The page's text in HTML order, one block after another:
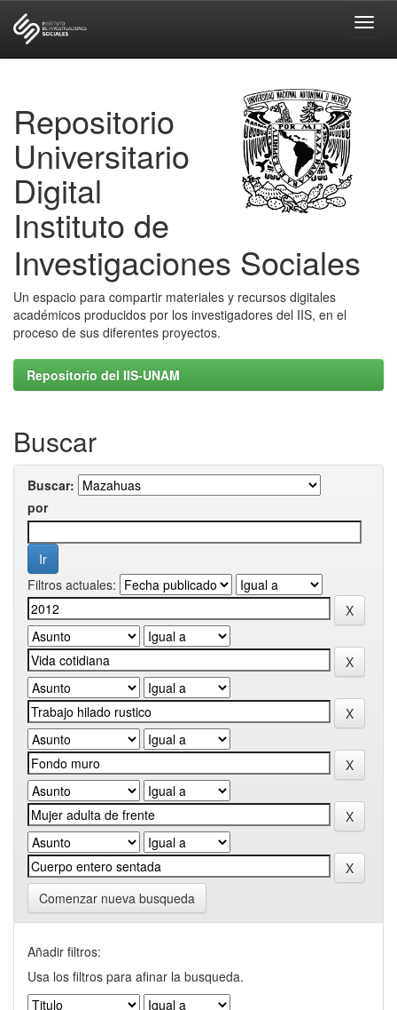
Repositorio
Universitario
Digital
Instituto de
Investigaciones Sociales
Un espacio para compartir materiales y recursos digitales
académicos producidos por los investigadores del IIS, en el
proceso de sus diferentes proyectos.
Repositorio del IIS-UNAM
Buscar
Buscar:
por
Filtros actuales:
Comenzar nueva busqueda
Añadir filtros:
Usa los filtros para afinar la busqueda.